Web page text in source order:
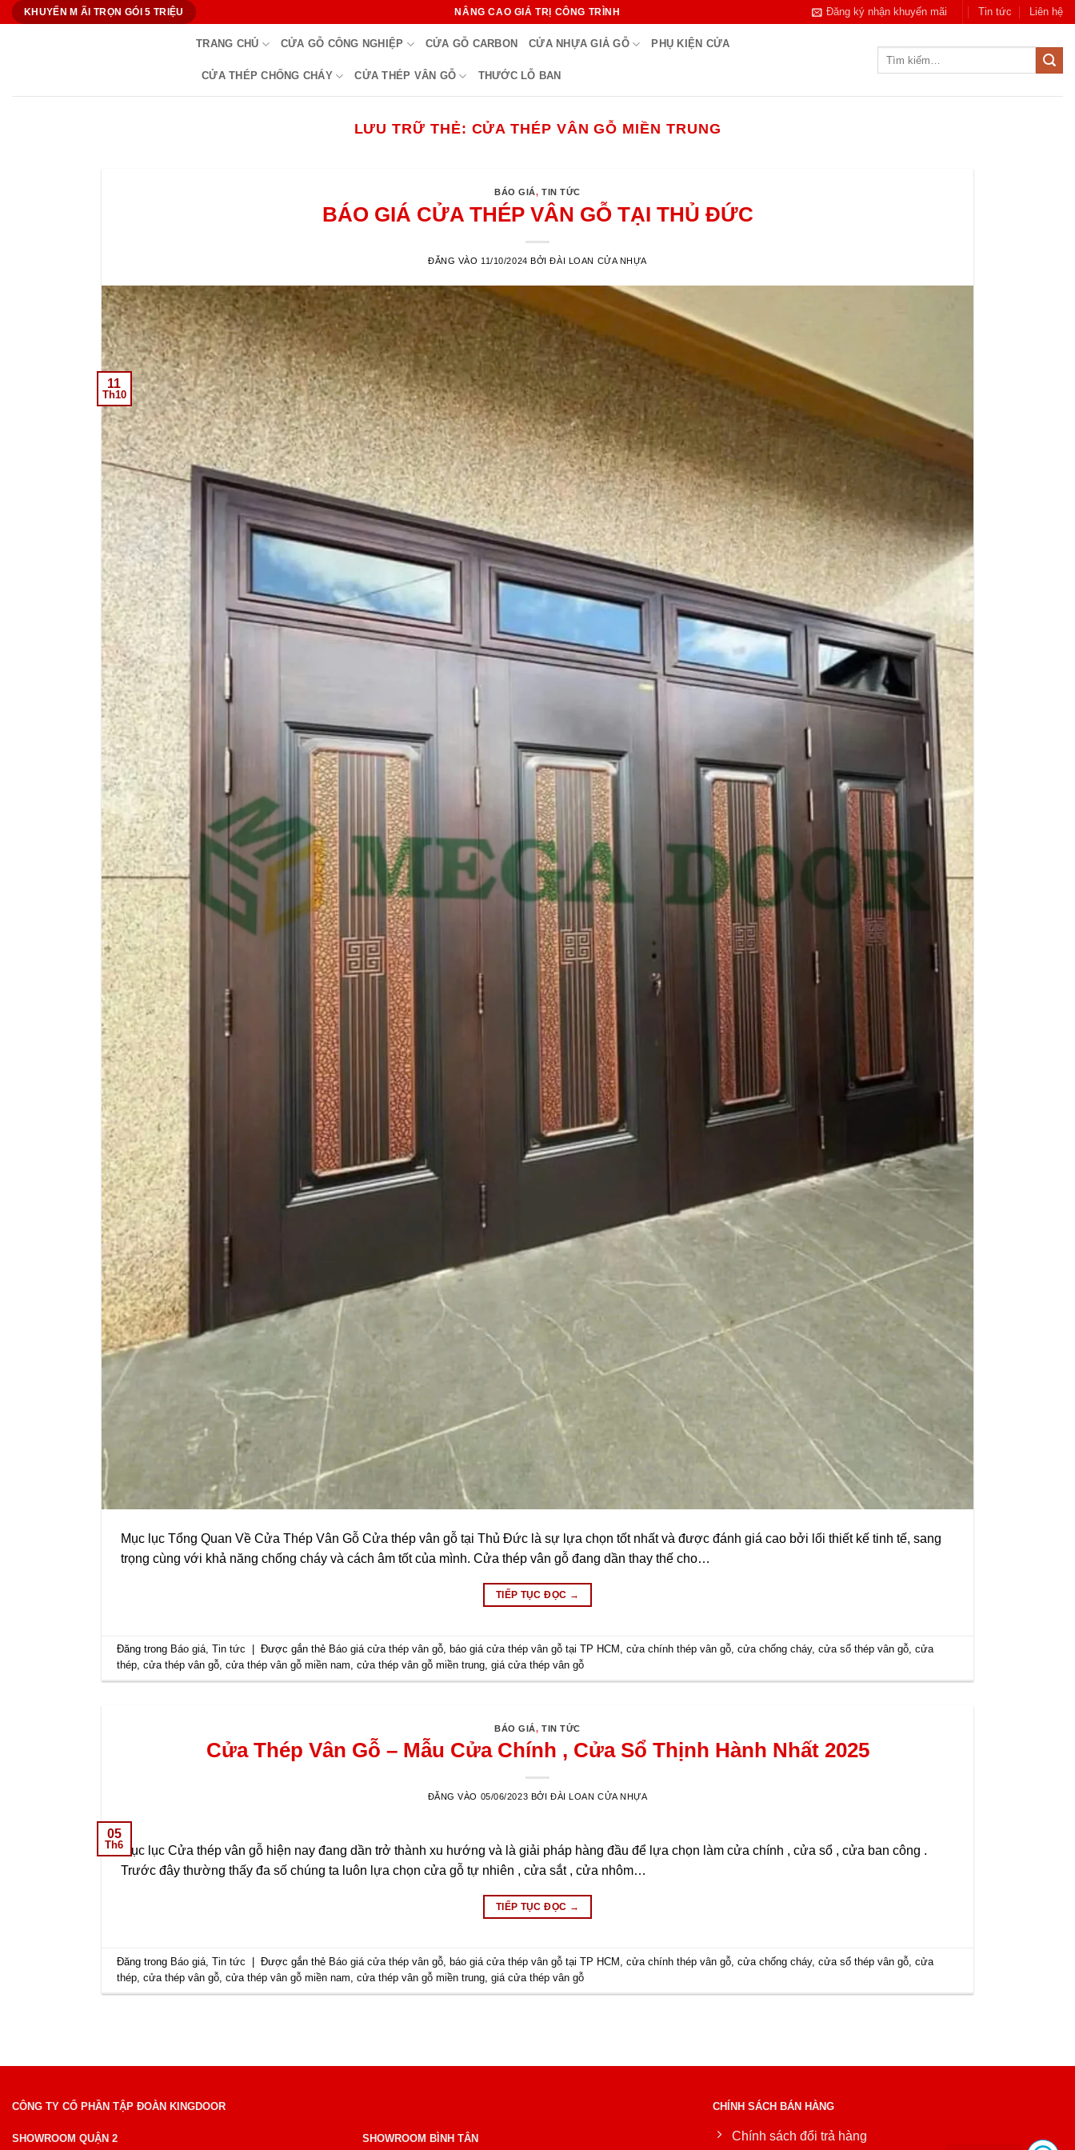
Bỏ
KHUYẾN M ÃI TRỌN GÓI 5 TRIỆU NÂNG CAO GIÁ TRỊ CÔNG TRÌNH Đăng ký nhận khuyến mãi Tin tức Liên hệ
TRANG CHỦ CỬA GỖ CÔNG NGHIỆP CỬA GỖ CARBON CỬA NHỰA GIẢ GỖ PHỤ KIỆN CỬA
CỬA THÉP CHỐNG CHÁY CỬA THÉP VÂN GỖ THƯỚC LỖ BAN
LƯU TRỮ THẺ: CỬA THÉP VÂN GỖ MIỀN TRUNG
BÁO GIÁ,TIN TỨC
BÁO GIÁ CỬA THÉP VÂN GỖ TẠI THỦ ĐỨC
ĐĂNG VÀO 11/10/2024 BỞIĐÀI LOAN CỬA NHỰA
11
Th10
Mục lục Tổng Quan Về Cửa Thép Vân Gỗ Cửa thép vân gỗ tại Thủ Đức là sự lựa chọn tốt nhất và được đánh giá cao bởi lối thiết kế tinh tế, sang
trọng cùng với khả năng chống cháy và cách âm tốt của mình. Cửa thép vân gỗ đang dần thay thế cho…
TIẾP TỤC ĐỌC →
Đăng trong Báo giá,Tin tức Được gắn thẻ Báo giá cửa thép vân gỗ, báo giá cửa thép vân gỗ tại TP HCM ,cửa chính thép vân gỗ,cửa chống cháy,cửa sổ thép vân gỗ,cửa
thép,cửa thép vân gỗ,cửa thép vân gỗ miền nam,cửa thép vân gỗ miền trung,giá cửa thép vân gỗ
BÁO GIÁ,TIN TỨC
Cửa Thép Vân Gỗ – Mẫu Cửa Chính , Cửa Sổ Thịnh Hành Nhất 2025
ĐĂNG VÀO 05/06/2023 BỞI ĐÀI LOAN CỬA NHỰA
05
Th6Mục lục Cửa thép vân gỗ hiện nay đang dần trở thành xu hướng và là giải pháp hàng đầu để lựa chọn làm cửa chính , cửa sổ , cửa ban công .
Trước đây thường thấy đa số chúng ta luôn lựa chọn cửa gỗ tự nhiên , cửa sắt , cửa nhôm…
TIẾP TỤC ĐỌC →
Đăng trong Báo giá ,Tin tức Được gắn thẻ Báo giá cửa thép vân gỗ báo giá cửa thép vân gỗ tại TP HCM ,cửa chính thép vân gỗ ,cửa chống cháy,cửa sổ thép vân gỗ ,cửa
thép ,cửa thép vân gỗ ,cửa thép vân gỗ miền nam ,cửa thép vân gỗ miền trung ,giá cửa thép vân gỗ
CÔNG TY CỔ PHẦN TẬP ĐOÀN KINGDOOR
SHOWROOM QUẬN 2 SHOWROOM BÌNH TÂN
CHÍNH SÁCH BÁN HÀNG
Chính sách đổi trả hàng